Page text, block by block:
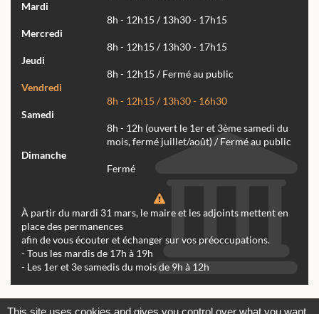
Mardi
8h - 12h15 / 13h30 - 17h15
Mercredi
8h - 12h15 / 13h30 - 17h15
Jeudi
8h - 12h15 / Fermé au public
Vendredi
8h - 12h15 / 13h30 - 16h30
Samedi
8h - 12h (ouvert le 1er et 3ème samedi du
mois, fermé juillet/août) / Fermé au public
Dimanche
Fermé
À partir du mardi 31 mars, le maire et les adjoints mettent en
place des permanences
afin de vous écouter et échanger sur vos préoccupations.
- Tous les mardis de 17h à 19h
- Les 1er et 3e samedis du mois de 9h à 12h
This site uses cookies and gives you control over what you want